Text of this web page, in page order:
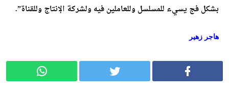
بشكل فج يسيء للمسلسل وللعاملين فيه ولشركة الإنتاج وللقناة”.
هاجر زهير